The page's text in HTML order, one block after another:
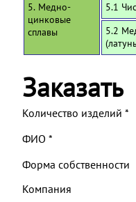
5. Медно-
цинковые
сплавы
5.1
5.2
Заказать
Количество изделий *
ФИО *
Форма собственности
Компания